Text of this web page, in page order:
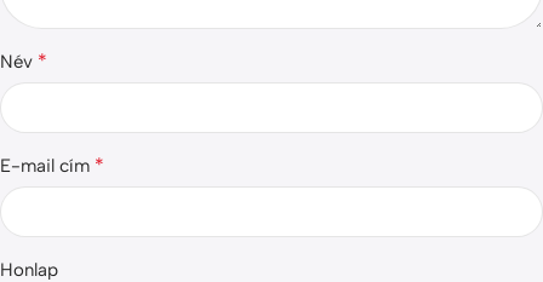
Név *
E-mail cím *
Honlap